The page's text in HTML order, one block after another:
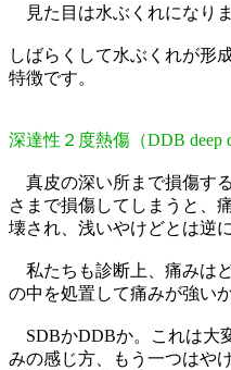
見た目は水ぶくれになりま
しばらくして水ぶくれが形
特徴です。
深達性２度熱傷（DDB deep
真皮の深い所まで損傷す
さまで損傷してしまうと、
壊され、浅いやけどとは逆
私たちも診断上、痛みは
の中を処置して痛みが強い
SDBかDDBか。これは大
みの感じ方、もう一つはや